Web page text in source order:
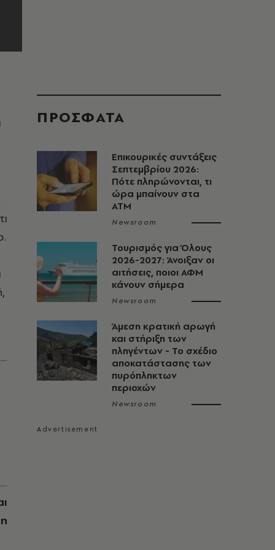
ΠΡΟΣΦΑΤΑ
Επικουρικές συντάξεις
Σεπτεμβρίου 2026:
Πότε πληρώνονται, τι
ώρα μπαίνουν στα
ΑΤΜ
Newsroom
Τουρισμός για Όλους
2026-2027: Άνοιξαν οι
αιτήσεις, ποιοι ΑΦΜ
κάνουν σήμερα
Newsroom
Άμεση κρατική αρωγή
και στήριξη των
πληγέντων - Το σχέδιο
αποκατάστασης των
πυρόπληκτων
περιοχών
Newsroom